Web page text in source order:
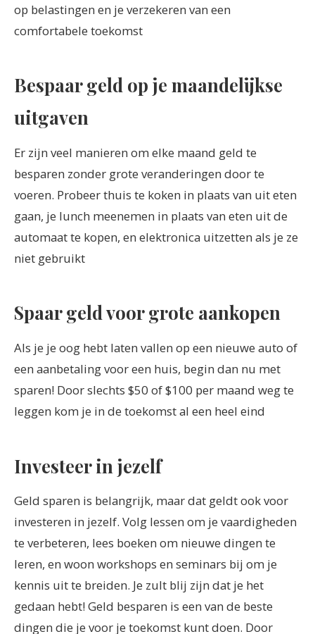
op belastingen en je verzekeren van een
comfortabele toekomst
Bespaar geld op je maandelijkse
uitgaven
Er zijn veel manieren om elke maand geld te
besparen zonder grote veranderingen door te
voeren. Probeer thuis te koken in plaats van uit eten
gaan, je lunch meenemen in plaats van eten uit de
automaat te kopen, en elektronica uitzetten als je ze
niet gebruikt
Spaar geld voor grote aankopen
Als je je oog hebt laten vallen op een nieuwe auto of
een aanbetaling voor een huis, begin dan nu met
sparen! Door slechts $50 of $100 per maand weg te
leggen kom je in de toekomst al een heel eind
Investeer in jezelf
Geld sparen is belangrijk, maar dat geldt ook voor
investeren in jezelf. Volg lessen om je vaardigheden
te verbeteren, lees boeken om nieuwe dingen te
leren, en woon workshops en seminars bij om je
kennis uit te breiden. Je zult blij zijn dat je het
gedaan hebt! Geld besparen is een van de beste
dingen die je voor je toekomst kunt doen. Door